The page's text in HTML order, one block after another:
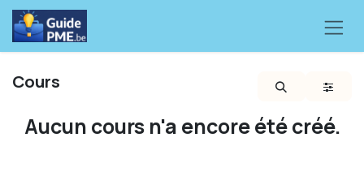
Se rendre au contenu
Cours
Aucun cours n'a encore été créé.